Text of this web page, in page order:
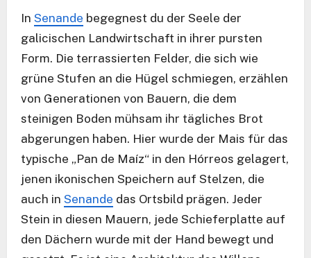
In Senande begegnest du der Seele der
galicischen Landwirtschaft in ihrer pursten
Form. Die terrassierten Felder, die sich wie
grüne Stufen an die Hügel schmiegen, erzählen
von Generationen von Bauern, die dem
steinigen Boden mühsam ihr tägliches Brot
abgerungen haben. Hier wurde der Mais für das
typische „Pan de Maíz“ in den Hórreos gelagert,
jenen ikonischen Speichern auf Stelzen, die
auch in Senande das Ortsbild prägen. Jeder
Stein in diesen Mauern, jede Schieferplatte auf
den Dächern wurde mit der Hand bewegt und